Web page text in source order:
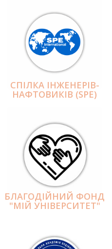
СПІЛКА ІНЖЕНЕРІВ-
НАФТОВИКІВ (SPE)
БЛАГОДІЙНИЙ ФОНД
"МІЙ УНІВЕРСИТЕТ"